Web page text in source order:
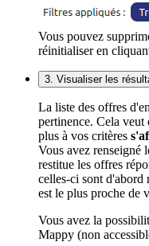
Vous pouvez
réinitialiser en
3. Visualiser les
La liste des offres
pertinence. Cela
plus à vos critères
Vous avez renseigné
restitue les offres
celles-ci sont d'abord
est le plus proche de
Vous avez la
Mappy (non